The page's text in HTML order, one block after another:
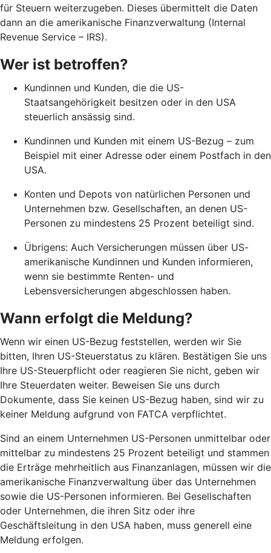
für Steuern weiterzugeben. Dieses übermittelt die Daten
dann an die amerikanische Finanzverwaltung (Internal
Revenue Service – IRS).
Wer ist betroffen?
Kundinnen und Kunden, die die US-
Staatsangehörigkeit besitzen oder in den USA
steuerlich ansässig sind.
Kundinnen und Kunden mit einem US-Bezug – zum
Beispiel mit einer Adresse oder einem Postfach in den
USA.
Konten und Depots von natürlichen Personen und
Unternehmen bzw. Gesellschaften, an denen US-
Personen zu mindestens 25 Prozent beteiligt sind.
Übrigens: Auch Versicherungen müssen über US-
amerikanische Kundinnen und Kunden informieren,
wenn sie bestimmte Renten- und
Lebensversicherungen abgeschlossen haben.
Wann erfolgt die Meldung?
Wenn wir einen US-Bezug feststellen, werden wir Sie
bitten, Ihren US-Steuerstatus zu klären. Bestätigen Sie uns
Ihre US-Steuerpflicht oder reagieren Sie nicht, geben wir
Ihre Steuerdaten weiter. Beweisen Sie uns durch
Dokumente, dass Sie keinen US-Bezug haben, sind wir zu
keiner Meldung aufgrund von FATCA verpflichtet.
Sind an einem Unternehmen US-Personen unmittelbar oder
mittelbar zu mindestens 25 Prozent beteiligt und stammen
die Erträge mehrheitlich aus Finanzanlagen, müssen wir die
amerikanische Finanzverwaltung über das Unternehmen
sowie die US-Personen informieren. Bei Gesellschaften
oder Unternehmen, die ihren Sitz oder ihre
Geschäftsleitung in den USA haben, muss generell eine
Meldung erfolgen.